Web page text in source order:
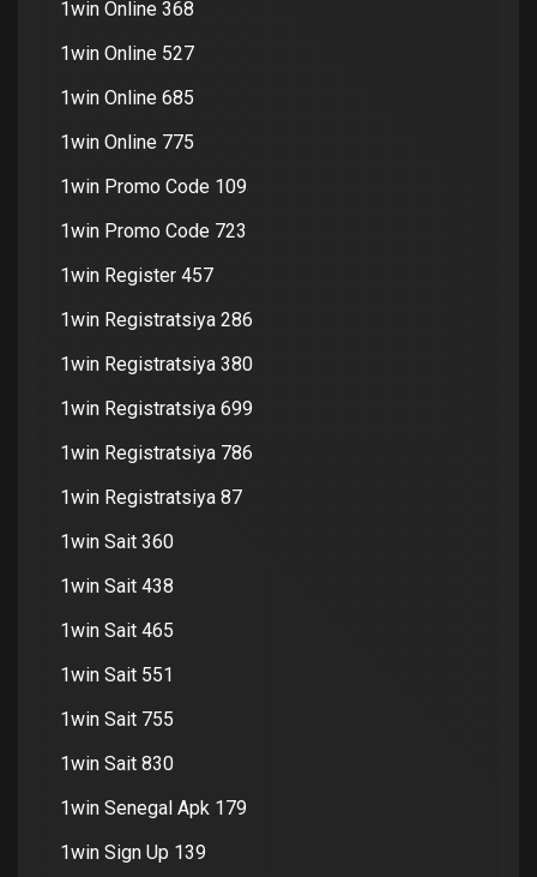
1win Online 368
1win Online 527
1win Online 685
1win Online 775
1win Promo Code 109
1win Promo Code 723
1win Register 457
1win Registratsiya 286
1win Registratsiya 380
1win Registratsiya 699
1win Registratsiya 786
1win Registratsiya 87
1win Sait 360
1win Sait 438
1win Sait 465
1win Sait 551
1win Sait 755
1win Sait 830
1win Senegal Apk 179
1win Sign Up 139